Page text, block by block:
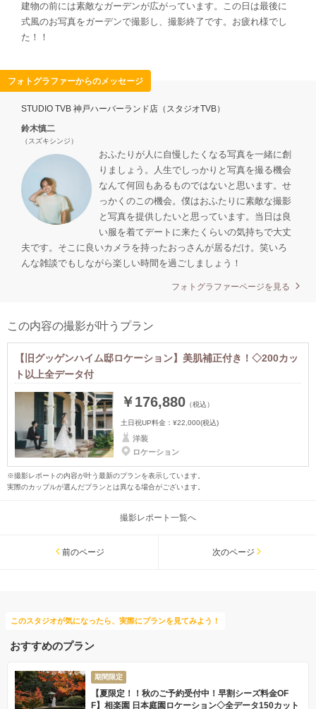
建物の前には素敵なガーデンが広がっています。この日は最後に
式風のお写真をガーデンで撮影し、撮影終了です。お疲れ様でし
た！！
フォトグラファーからのメッセージ
STUDIO TVB 神戸ハーバーランド店（スタジオTVB）
鈴木慎二
（スズキシンジ）
おふたりが人に自慢したくなる写真を一緒に創
りましょう。人生でしっかりと写真を撮る機会
なんて何回もあるものではないと思います。せ
っかくのこの機会。僕はおふたりに素敵な撮影
と写真を提供したいと思っています。当日は良
い服を着てデートに来たくらいの気持ちで大丈
夫です。そこに良いカメラを持ったおっさんが居るだけ。笑いろ
んな雑談でもしながら楽しい時間を過ごしましょう！
フォトグラファーページを見る
この内容の撮影が叶うプラン
【旧グッゲンハイム邸ロケーション】美肌補正付き！◇200カッ
ト以上全データ付
￥176,880 （税込）
土日祝UP料金： ¥22,000(税込)
洋装
ロケーション
※撮影レポートの内容が叶う最新のプランを表示しています。
実際のカップルが選んだプランとは異なる場合がございます。
撮影レポート一覧へ
前のページ 次のページ
このスタジオが気になったら、実際にプランを見てみよう！
おすすめのプラン
期間限定
【夏限定！！秋のご予約受付中！早割シーズ料金OF
F】相楽園 日本庭園ロケーション◇全データ150カット